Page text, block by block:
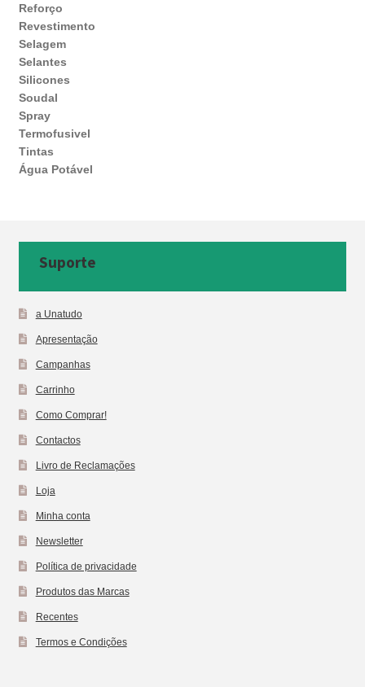
Reforço
Revestimento
Selagem
Selantes
Silicones
Soudal
Spray
Termofusivel
Tintas
Água Potável
Suporte
a Unatudo
Apresentação
Campanhas
Carrinho
Como Comprar!
Contactos
Livro de Reclamações
Loja
Minha conta
Newsletter
Política de privacidade
Produtos das Marcas
Recentes
Termos e Condições